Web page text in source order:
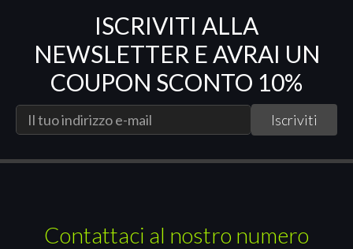
ISCRIVITI ALLA
NEWSLETTER E AVRAI UN
COUPON SCONTO 10%
Contattaci al nostro numero